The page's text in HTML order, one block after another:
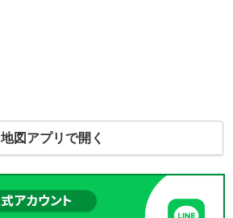
地図アプリで開く